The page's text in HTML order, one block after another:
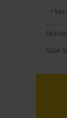
Sale %